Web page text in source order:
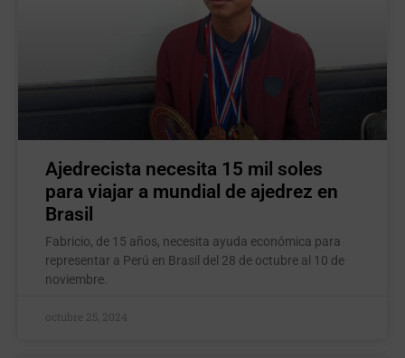
Ajedrecista necesita 15 mil soles
para viajar a mundial de ajedrez en
Brasil
Fabricio, de 15 años, necesita ayuda económica para
representar a Perú en Brasil del 28 de octubre al 10 de
noviembre.
octubre 25, 2024